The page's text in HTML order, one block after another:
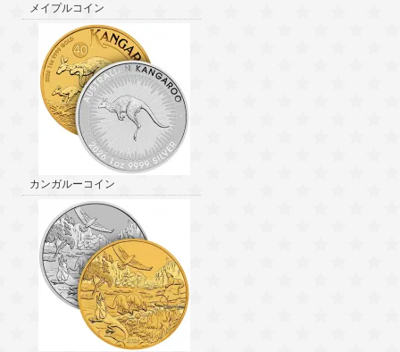
メイプルコイン
カンガルーコイン